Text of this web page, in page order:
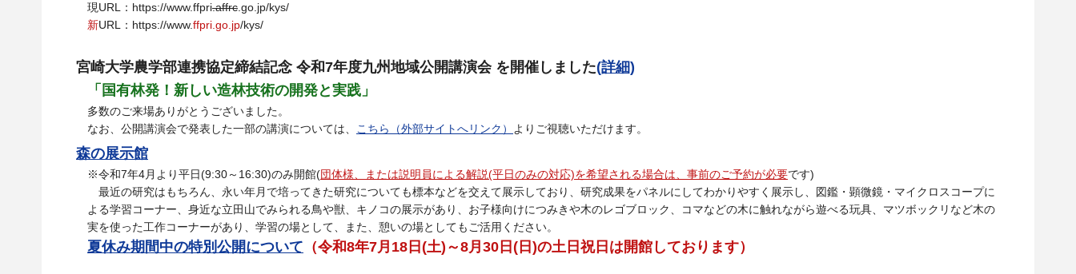
現URL：https://www.ffpri.affrc .go.jp/kys/
新URL：https://www.ffpri.go.jp/kys/
宮崎大学農学部連携協定締結記念 令和7年度九州地域公開講演会 を開催しました(詳細)
「国有林発！新しい造林技術の開発と実践」
多数のご来場ありがとうございました。
なお、公開講演会で発表した一部の講演については、
こちら（外部サイトへリンク） よりご視聴いただけます。
森の展示館
※令和7年4月より平日(9:30～16:30)のみ開館(団体様、または説明員による解説(平日のみの対応)を希望される場合は、事前のご予約が必要です)
最近の研究はもちろん、永い年月で培ってきた研究についても標本などを交えて展示しており、研究成果をパネルにしてわかりやすく展示し、図鑑・顕微鏡・マイクロスコープに
よる学習コーナー、身近な立田山でみられる鳥や獣、キノコの展示があり、お子様向けにつみきや木のレゴブロック、コマなどの木に触れながら遊べる玩具、マツボックリなど木の
実を使った工作コーナーがあり、学習の場として、また、憩いの場としてもご活用ください。
夏休み期間中の特別公開について （令和8年7月18日(土)～8月30日(日)の土日祝日は開館しております）